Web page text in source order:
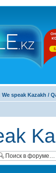
We speak Kazakh /